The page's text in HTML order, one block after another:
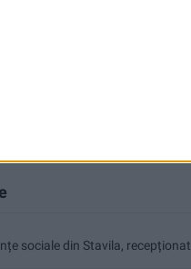
sociale din Stavila, recepționat